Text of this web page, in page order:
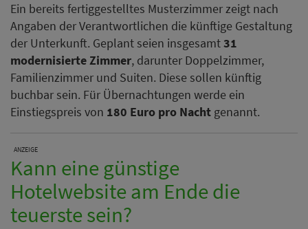
Ein bereits fertiggestelltes Musterzimmer zeigt nach
Angaben der Verantwortlichen die künftige Gestaltung
der Unterkunft. Geplant seien insgesamt31
modernisierte Zimmer, darunter Doppelzimmer,
Familienzimmer und Suiten. Diese sollen künftig
buchbar sein. Für Übernachtungen werde ein
Einstiegspreis von 180 Euro pro Nacht genannt.
ANZEIGE
Kann eine günstige
Hotelwebsite am Ende die
teuerste sein?